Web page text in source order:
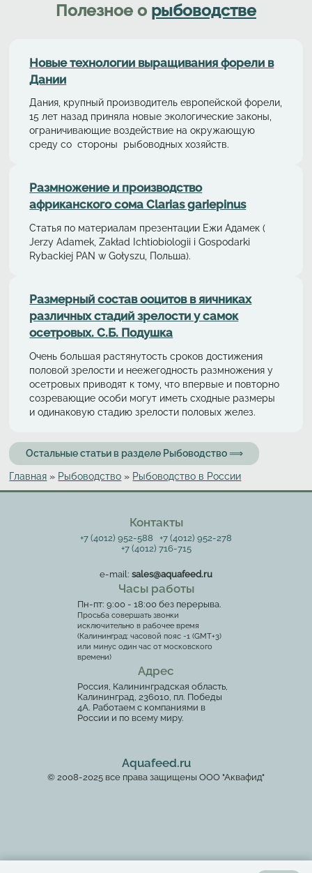
Полезное о рыбоводстве
Новые технологии выращивания форели в
Дании
Дания, крупный производитель европейской форели,
15 лет назад приняла новые экологические законы,
ограничивающие воздействие на окружающую
среду со стороны рыбоводных хозяйств.
Размножение и производство
африканского сома Clarias gariepinus
Статья по материалам презентации Ежи Адамек (
Jerzy Adamek, Zakład Ichtiobiologii i Gospodarki
Rybackiej PAN w Gołyszu, Польша).
Размерный состав ооцитов в яичниках
различных стадий зрелости у самок
осетровых. С.Б. Подушка
Очень большая растянутость сроков достижения
половой зрелости и неежегодность размножения у
осетровых приводят к тому, что впервые и повторно
созревающие особи могут иметь сходные размеры
и одинаковую стадию зрелости половых желез.
Остальные статьи в разделе Рыбоводство ⟹
Вы здесь
Главная » Рыбоводство » Рыбоводство в России
Контакты
+7 (4012) 952-588
+7 (4012) 952-278
+7 (4012) 716-715
e-mail: sales@aquafeed.ru
Часы работы
Пн-пт: 9:00 - 18:00 без перерыва.
Просьба совершать звонки
исключительно в рабочее время
(Калининград: часовой пояс -1 (GMT+3)
или минус один час от московского
времени)
Адрес
Россия, Калининградская область,
Калининград, 236010, пл. Победы
4А. Работаем с компаниями в
России и по всему миру.
Aquafeed.ru
© 2008-2025 все права защищены ООО "Аквафид"